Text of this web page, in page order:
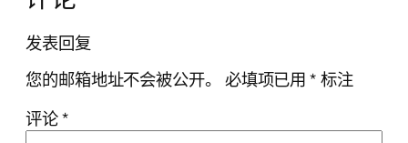
发表回复
您的邮箱地址不会被公开。 必填项已用*标注
评论*